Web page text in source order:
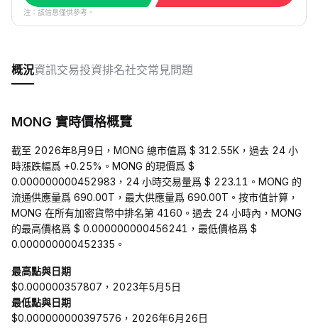
注：該信息僅供參考。
概況資訊交易投資排名社交常見問題
MONG 實時價格概覽
截至 2026年8月9日，MONG 總市值爲 $ 312.55K，過去 24 小
時漲跌幅爲 +0.25%。MONG 的現價爲 $
0.000000000452983，24 小時交易量爲 $ 223.11。MONG 的
流通供應量爲 690.00T，最大供應量爲 690.00T。按市值計算，
MONG 在所有加密貨幣中排名第 4160。過去 24 小時內，MONG
的最高價格爲 $ 0.000000000456241，最低價格爲 $
0.000000000452335。
最高點與日期
$0.000000357807，2023年5月5日
最低點與日期
$0.000000000397576，2026年6月26日